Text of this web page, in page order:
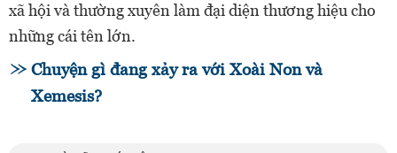
xã hội và thường xuyên làm đại diện thương hiệu cho
những cái tên lớn.
Chuyện gì đang xảy ra với Xoài Non và
Xemesis?